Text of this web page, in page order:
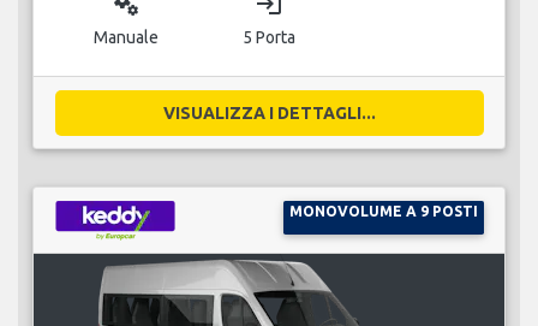
Manuale 5 Porta
VISUALIZZA I DETTAGLI...
MONOVOLUME A 9 POSTI